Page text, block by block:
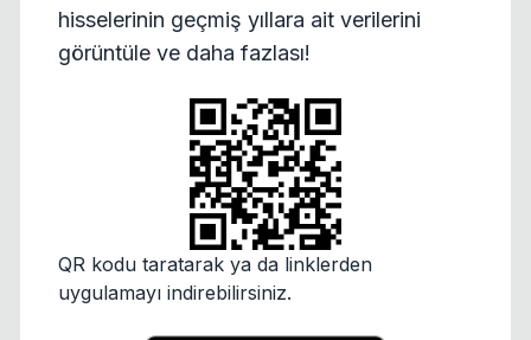
hisselerinin geçmiş yıllara ait verilerini
görüntüle ve daha fazlası!
QR kodu taratarak ya da linklerden
uygulamayı indirebilirsiniz.